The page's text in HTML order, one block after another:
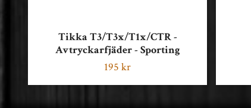
Tikka T3/T3x/T1x/CTR -
Avtryckarfjäder - Sporting
195 kr